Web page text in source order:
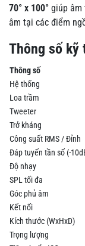
70° x 100° giúp âm
âm tại các điểm
Thông số kỹ
Thông số
Hệ thống
Loa trầm
Tweeter
Trở kháng
Công suất RMS / Đỉnh
Đáp tuyến tần số (-
Độ nhạy
SPL tối đa
Góc phủ âm
Kết nối
Kích thước (WxHxD)
Trọng lượng